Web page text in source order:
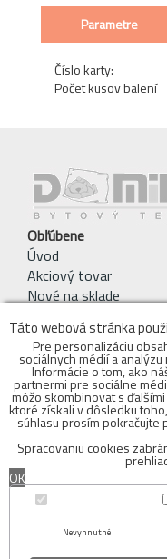
Parametre
Číslo karty:
Počet kusov balení
Obľúbene
Úvod
Akciový tovar
Nové na sklade
Kontakty
mobil: 0910 942 979
Adresa Skladu:
Bytový textil -
919 42 Voderady
INFOLINKA:sklad:
Cookies
Táto webová stránka
Pre personalizáciu
sociálnych médií a
Informácie o tom, ako
partnermi pre sociálne
môžo skombinovat s
ktoré získali v dôsledku
súhlasu prosím
Spracovaniu cookies
OK
Nevyhnutné